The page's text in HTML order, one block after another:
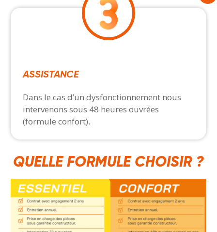
ASSISTANCE
Dans le cas d’un dysfonctionnement nous
intervenons sous 48 heures ouvrées
(formule confort).
QUELLE FORMULE CHOISIR ?